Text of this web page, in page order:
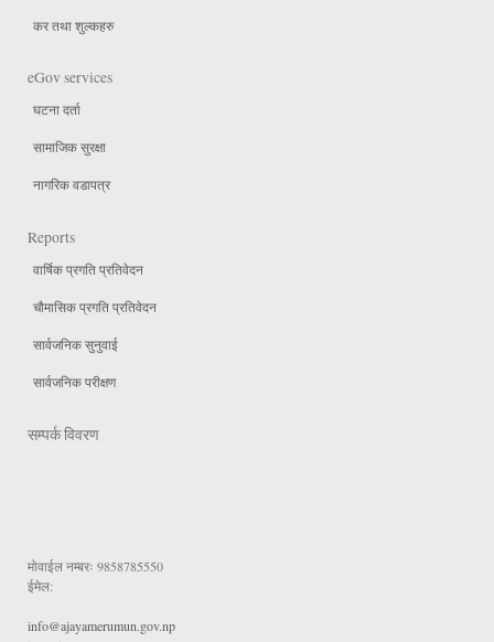
कर तथा शुल्कहरु
eGov services
घटना दर्ता
सामाजिक सुरक्षा
नागरिक वडापत्र
Reports
वार्षिक प्रगति प्रतिवेदन
चौमासिक प्रगति प्रतिवेदन
सार्वजनिक सुनुवाई
सार्वजनिक परीक्षण
सम्पर्क विवरण
मोवाईल नम्बरः 9858785550
ईमेल:
info@ajayamerumun.gov.np